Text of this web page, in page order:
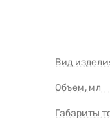
Вид
Объем, мл
Габариты